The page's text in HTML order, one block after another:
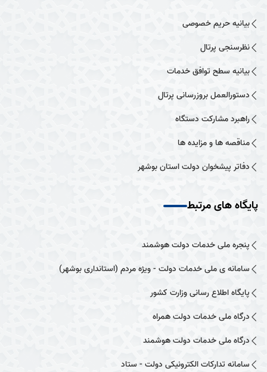
بیانیه حریم خصوصی
نظرسنجی پرتال
بیانیه سطح توافق خدمات
دستورالعمل بروزرسانی پرتال
راهبرد مشارکت دستگاه
مناقصه ها و مزایده ها
دفاتر پیشخوان دولت استان بوشهر
پایگاه های مرتبط
پنجره ملی خدمات دولت هوشمند
سامانه ی ملی خدمات دولت - ویژه مردم (استانداری بوشهر)
پایگاه اطلاع رسانی وزارت کشور
درگاه ملی خدمات دولت همراه
درگاه ملی خدمات دولت هوشمند
سامانه تدارکات الکترونیکی دولت - ستاد